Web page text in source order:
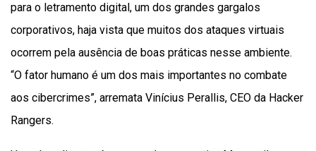
para o letramento digital, um dos grandes gargalos
corporativos, haja vista que muitos dos ataques virtuais
ocorrem pela ausência de boas práticas nesse ambiente.
“O fator humano é um dos mais importantes no combate
aos cibercrimes”, arremata Vinícius Perallis, CEO da Hacker
Rangers.